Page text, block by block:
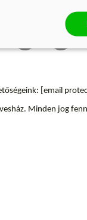
[email
Minden jog